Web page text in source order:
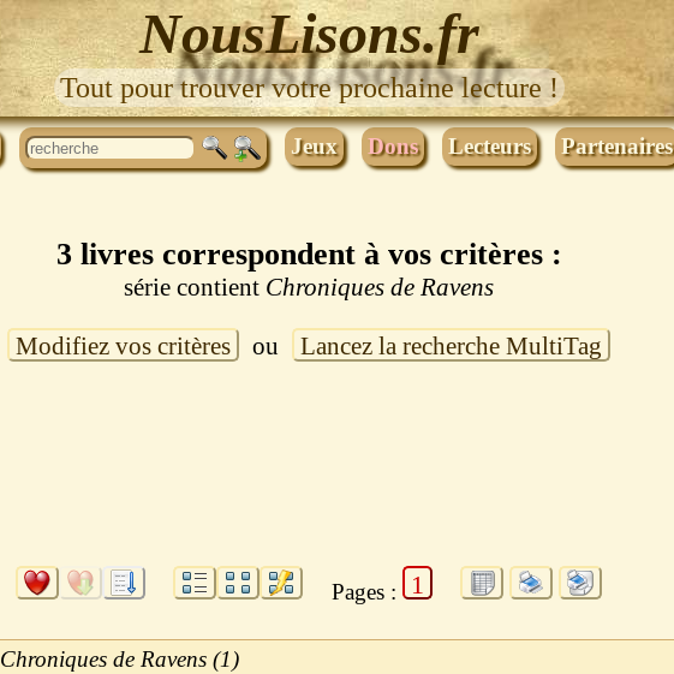
NousLisons.fr
Tout pour trouver votre prochaine lecture !
Jeux Dons Lecteurs Partenaires
3 livres correspondent à vos critères :
série contient Chroniques de Ravens
Modifiez vos critères ou Lancez la recherche MultiTag
Pages : 1
Chroniques de Ravens (1)